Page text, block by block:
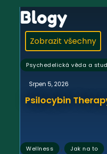
Blogy
Zobrazit všechny
Psychedelická věda a
Srpen 5, 2026
Psilocybin
Wellness , Jak na to